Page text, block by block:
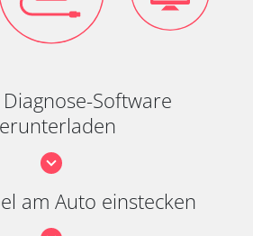
Software
am Auto einstecken